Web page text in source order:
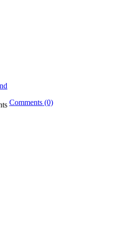
Comments (0)